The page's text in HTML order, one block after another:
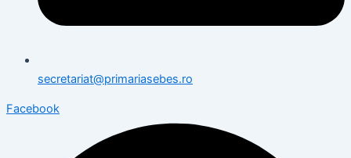
secretariat@primariasebes.ro
Facebook